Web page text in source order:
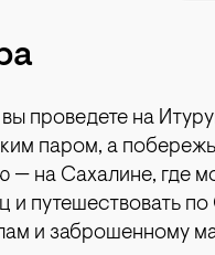
проведете на
паром, а
— на Сахалине, где
и путешествовать
и заброшенному